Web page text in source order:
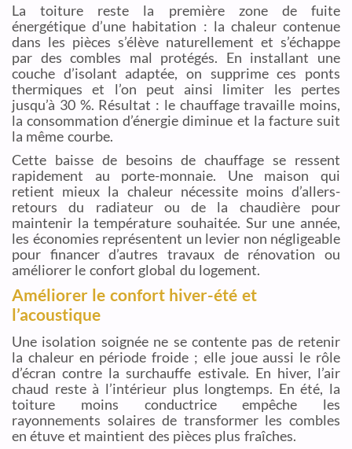
La toiture reste la première zone de fuite
énergétique d’une habitation : la chaleur contenue
dans les pièces s’élève naturellement et s’échappe
par des combles mal protégés. En installant une
couche d’isolant adaptée, on supprime ces ponts
thermiques et l’on peut ainsi limiter les pertes
jusqu’à 30 %. Résultat : le chauffage travaille moins,
la consommation d’énergie diminue et la facture suit
la même courbe.
Cette baisse de besoins de chauffage se ressent
rapidement au porte-monnaie. Une maison qui
retient mieux la chaleur nécessite moins d’allers-
retours du radiateur ou de la chaudière pour
maintenir la température souhaitée. Sur une année,
les économies représentent un levier non négligeable
pour financer d’autres travaux de rénovation ou
améliorer le confort global du logement.
Améliorer le confort hiver-été et
l’acoustique
Une isolation soignée ne se contente pas de retenir
la chaleur en période froide ; elle joue aussi le rôle
d’écran contre la surchauffe estivale. En hiver, l’air
chaud reste à l’intérieur plus longtemps. En été, la
toiture moins conductrice empêche les
rayonnements solaires de transformer les combles
en étuve et maintient des pièces plus fraîches.